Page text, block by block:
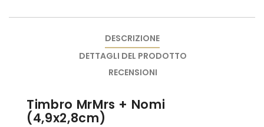
DESCRIZIONE
DETTAGLI DEL PRODOTTO
RECENSIONI
Timbro MrMrs + Nomi
(4,9x2,8cm)